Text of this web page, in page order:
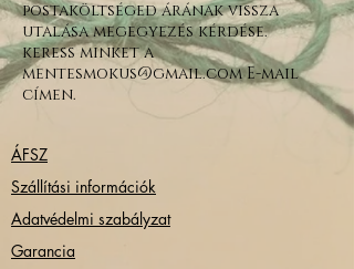
postaköltséged árának vissza
utalása megegyezés kérdése.
keress minket a
mentesmokus@gmail.com E-mail
címen.
ÁFSZ
Szállítási információk
Adatvédelmi szabályzat
Garancia